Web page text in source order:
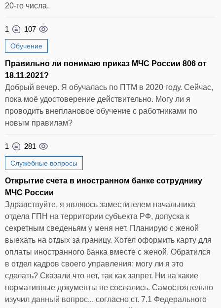
20-го числа.
1 107
Обучение
Правильно ли понимаю приказ МЧС России 806 от
18.11.2021?
Добрый вечер. Я обучалась по ПТМ в 2020 году. Сейчас,
пока моё удостоверение действительно. Могу ли я
проводить внеплановое обучение с работниками по
новым правилам?
1 281
Служебные вопросы
Открытие счета в иностранном банке сотруднику
МЧС России
Здравствуйте, я являюсь заместителем начальника
отдела ГПН на территории субъекта РФ, допуска к
секретным сведеньям у меня нет. Планирую с женой
выехать на отдых за границу. Хотел оформить карту для
оплаты иностранного банка вместе с женой. Обратился
в отдел кадров своего управления: могу ли я это
сделать? Сказали что нет, так как запрет. Ни на какие
нормативные документы не сослались. Самостоятельно
изучил данный вопрос... согласно ст. 7.1 Федерального